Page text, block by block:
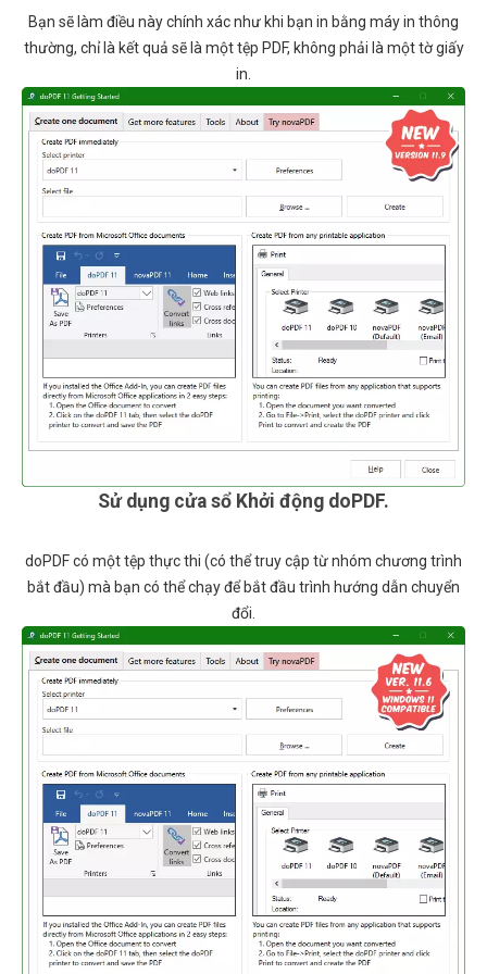
Bạn sẽ làm điều này chính xác như khi bạn in bằng máy in thông
thường, chỉ là kết quả sẽ là một tệp PDF, không phải là một tờ giấy
in.
Sử dụng cửa sổ Khởi động doPDF.
doPDF có một tệp thực thi (có thể truy cập từ nhóm chương trình
bắt đầu) mà bạn có thể chạy để bắt đầu trình hướng dẫn chuyển
đổi.